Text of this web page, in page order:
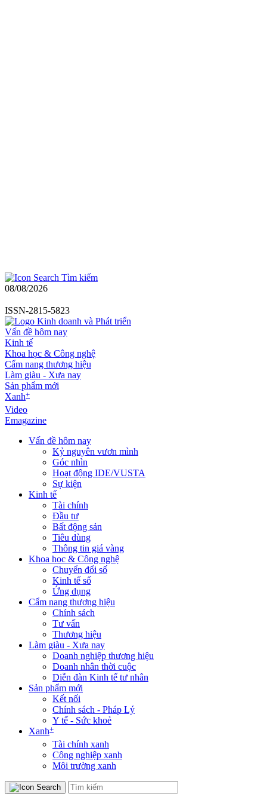
Tìm kiếm
08/08/2026
ISSN-2815-5823
Vấn đề hôm nay
Kinh tế
Khoa học & Công nghệ
Cẩm nang thương hiệu
Làm giàu - Xưa nay
Sản phẩm mới
Xanh+
Video
Emagazine
Vấn đề hôm nay
Kỷ nguyên vươn mình
Góc nhìn
Hoạt động IDE/VUSTA
Sự kiện
Kinh tế
Tài chính
Đầu tư
Bất động sản
Tiêu dùng
Thông tin giá vàng
Khoa học & Công nghệ
Chuyển đổi số
Kinh tế số
Ứng dụng
Cẩm nang thương hiệu
Chính sách
Tư vấn
Thương hiệu
Làm giàu - Xưa nay
Doanh nghiệp thương hiệu
Doanh nhân thời cuộc
Diễn đàn Kinh tế tư nhân
Sản phẩm mới
Kết nối
Chính sách - Pháp Lý
Y tế - Sức khoẻ
Xanh+
Tài chính xanh
Công nghiệp xanh
Môi trường xanh